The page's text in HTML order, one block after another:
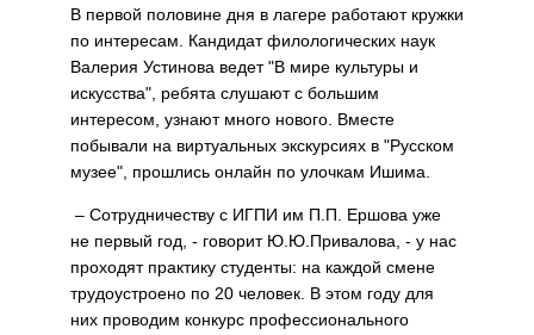
В первой половине дня в лагере работают кружки
по интересам. Кандидат филологических наук
Валерия Устинова ведет "В мире культуры и
искусства", ребята слушают с большим
интересом, узнают много нового. Вместе
побывали на виртуальных экскурсиях в "Русском
музее", прошлись онлайн по улочкам Ишима.
– Сотрудничеству с ИГПИ им П.П. Ершова уже
не первый год, - говорит Ю.Ю.Привалова, - у нас
проходят практику студенты: на каждой смене
трудоустроено по 20 человек. В этом году для
них проводим конкурс профессионального